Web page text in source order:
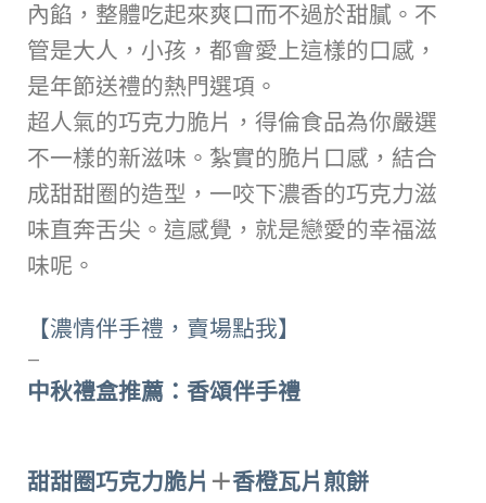
內餡，整體吃起來爽口而不過於甜膩。不
管是大人，小孩，都會愛上這樣的口感，
是年節送禮的熱門選項。
超人氣的巧克力脆片，得倫食品為你嚴選
不一樣的新滋味。紮實的脆片口感，結合
成甜甜圈的造型，一咬下濃香的巧克力滋
味直奔舌尖。這感覺，就是戀愛的幸福滋
味呢。
【濃情伴手禮，賣場點我】
—
中秋禮盒推薦：香頌伴手禮
甜甜圈巧克力脆片 ＋香橙瓦片煎餅